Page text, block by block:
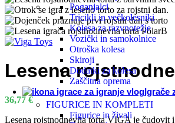
Poganjalci
Tricikli in večkolesniki
Kolesa za razvnotežje
Vozički in samokolnice
Otroška kolesa
Skiroji
Dodatki za kolesa
Zaščitna oprema
Igrače
FIGURICE IN KOMPLETI
Figurice in živali
Lesena
36,77 €
Lesena rojstnodnevna torta VIGA je čudovit